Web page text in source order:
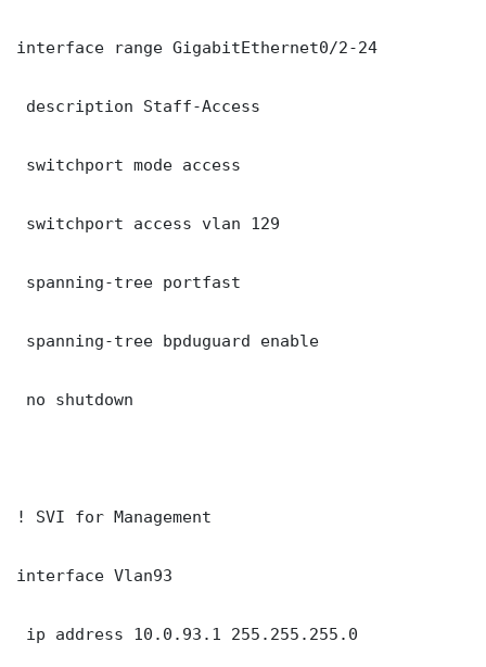
interface range GigabitEthernet0/2-24
description Staff-Access
switchport mode access
switchport access vlan 129
spanning-tree portfast
spanning-tree bpduguard enable
no shutdown
! SVI for Management
interface Vlan93
ip address 10.0.93.1 255.255.255.0